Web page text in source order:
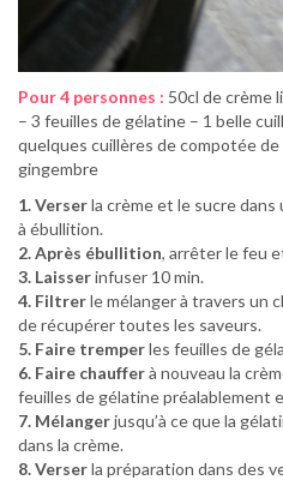
Pour 4 personnes : 50cl de crème
– 3 feuilles de gélatine – 1 belle
quelques cuillères de compotée de
gingembre
1. Verserla crème et le sucre
à ébullition.
2. Après ébullition, arrêter le feu
3. Laisserinfuser 10 min.
4. Filtrerle mélanger à travers un
de récupérer toutes les saveurs.
5. Faire tremperles feuilles de
6. Faire chaufferà nouveau la
feuilles de gélatine préalablement
7. Mélangerjusqu’à ce que la
dans la crème.
8. Verserla préparation dans des